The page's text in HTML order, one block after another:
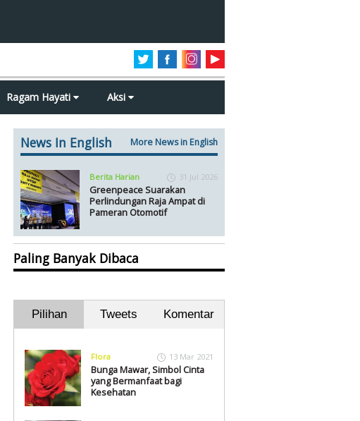
Ragam Hayati Aksi
News In English More News in English
Berita Harian 31 Jul 2026
Greenpeace Suarakan
Perlindungan Raja Ampat di
Pameran Otomotif
Paling Banyak Dibaca
Pilihan Tweets Komentar
Flora 13 Mar 2021
Bunga Mawar, Simbol Cinta
yang Bermanfaat bagi
Kesehatan